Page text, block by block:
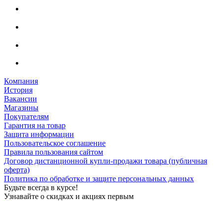
Компания
История
Вакансии
Магазины
Покупателям
Гарантия на товар
Защита информации
Пользовательское соглашение
Правила пользования сайтом
Договор дистанционной купли-продажи товара (публичная
оферта)
Политика по обработке и защите персональных данных
Будьте всегда в курсе!
Узнавайте о скидках и акциях первым